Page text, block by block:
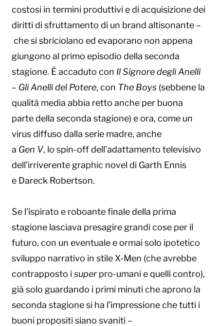
costosi in termini produttivi e di acquisizione dei
diritti di sfruttamento di un brand altisonante –
che si sbriciolano ed evaporano non appena
giungono al primo episodio della seconda
stagione. È accaduto con Il Signore degli Anelli
– Gli Anelli del Potere, con The Boys (sebbene la
qualità media abbia retto anche per buona
parte della seconda stagione) e ora, come un
virus diffuso dalla serie madre, anche
a Gen V, lo spin-off dell’adattamento televisivo
dell’irriverente graphic novel di Garth Ennis
e Dareck Robertson.
Se l’ispirato e roboante finale della prima
stagione lasciava presagire grandi cose per il
futuro, con un eventuale e ormai solo ipotetico
sviluppo narrativo in stile X-Men (che avrebbe
contrapposto i super pro-umani e quelli contro),
già solo guardando i primi minuti che aprono la
seconda stagione si ha l’impressione che tutti i
buoni propositi siano svaniti –